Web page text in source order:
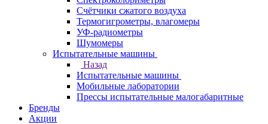
Счётчики сжатого воздуха
Термогигрометры, влагомеры
УФ-радиометры
Шумомеры
Испытательные машины
Назад
Испытательные машины
Мобильные лаборатории
Прессы испытательные малогабаритные
Бренды
Акции